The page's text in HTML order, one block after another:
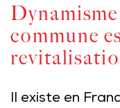
commune
Il existe en